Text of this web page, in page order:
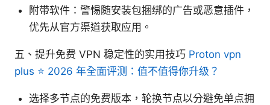
附带软件：警惕随安装包捆绑的广告或恶意插件，
优先从官方渠道获取应用。
五、提升免费 VPN 稳定性的实用技巧 Proton vpn
plus ⭐ 2026 年全面评测：值不值得你升级？
选择多节点的免费版本，轮换节点以分避免单点拥